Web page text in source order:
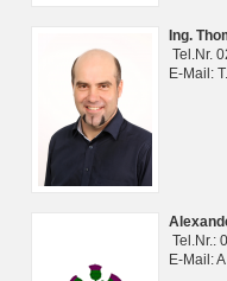
Ing.
Tel.Nr.
E-Mail:
Tel.Nr.:
E-Mail: